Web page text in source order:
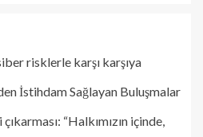
risklerle karşı karşıya
İstihdam Sağlayan Buluşmalar
“Halkımızın içinde,